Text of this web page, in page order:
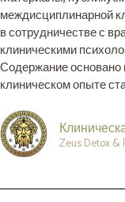
междисциплинарной
в сотрудничестве с
клиническими
Содержание основано
клиническом опыте
Zeus Detox &